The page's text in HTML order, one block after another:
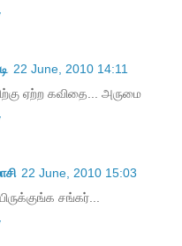
22 June, 2010 14:11
ஏற்ற‌ க‌விதை... அருமை
22 June, 2010 15:03
சங்கர்...